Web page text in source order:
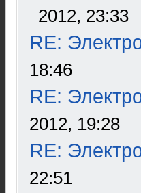
2012, 23:33
RE:
18:46
RE:
2012, 19:28
RE:
22:51